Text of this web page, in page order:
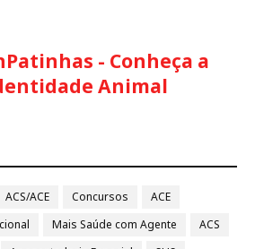
- Conheça a
Animal
ACS/ACE Concursos
ACE
Mais Saúde com Agente
ACS